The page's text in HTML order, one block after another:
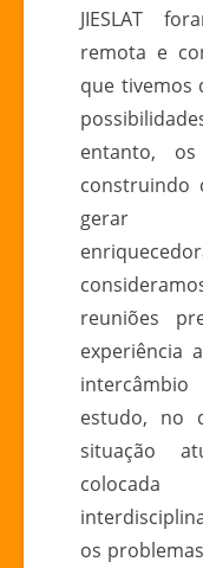
JIESLAT
remota e
que tivemos
entanto,
construindo
gerar
reuniões
experiência
estudo, no
situação
os